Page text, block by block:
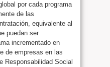
por cada programa
de las
equivalente al
puedan ser
incrementado en
de empresas en las
Responsabilidad Social